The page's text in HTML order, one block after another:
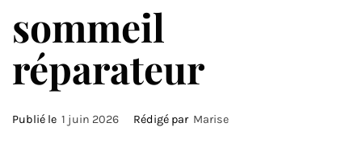
sommeil
réparateur
Publié le 1 juin 2026 Rédigé par Marise